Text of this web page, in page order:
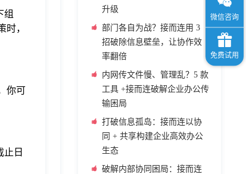
组
，
你可
止日
升级
部门各自为战？接而连用 3
招破除信息壁垒，让协作效
率翻倍
内网传文件慢、管理乱？5 款
工具 +接而连破解企业办公传
输困局
打破信息孤岛：接而连以协
同 + 共享构建企业高效办公
生态
破解内部协同困局：接而连